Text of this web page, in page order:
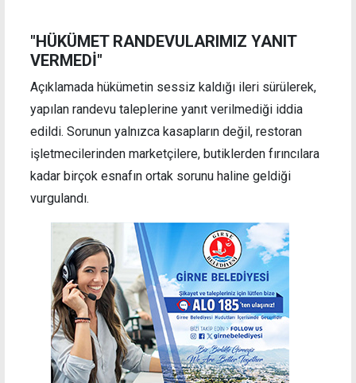
"HÜKÜMET RANDEVULARIMIZ YANIT
VERMEDİ"
Açıklamada hükümetin sessiz kaldığı ileri sürülerek,
yapılan randevu taleplerine yanıt verilmediği iddia
edildi. Sorunun yalnızca kasapların değil, restoran
işletmecilerinden marketçilere, butiklerden fırıncılara
kadar birçok esnafın ortak sorunu haline geldiği
vurgulandı.